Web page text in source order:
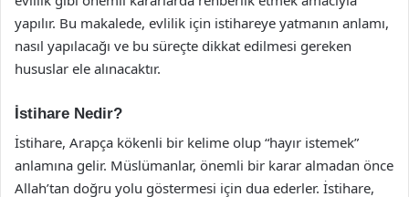
yapılır. Bu makalede, evlilik için istihareye yatmanın anlamı,
nasıl yapılacağı ve bu süreçte dikkat edilmesi gereken
hususlar ele alınacaktır.
İstihare Nedir?
İstihare, Arapça kökenli bir kelime olup “hayır istemek”
anlamına gelir. Müslümanlar, önemli bir karar almadan önce
Allah’tan doğru yolu göstermesi için dua ederler. İstihare,